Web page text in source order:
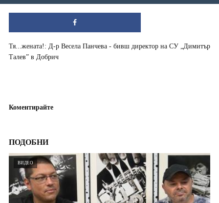
Тя...жената!: Д-р Весела Панчева - бивш директор на СУ „Димитър
Талев” в Добрич
Коментирайте
ПОДОБНИ
ВИДЕО